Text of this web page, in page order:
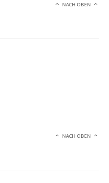
NACH OBEN
NACH OBEN